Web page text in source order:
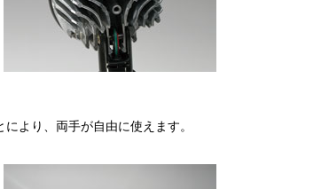
より、両手が自由に使えます。